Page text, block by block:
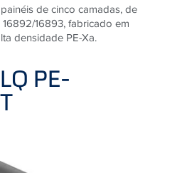
de cinco camadas, de
16893, fabricado em
densidade PE-Xa.
PE-